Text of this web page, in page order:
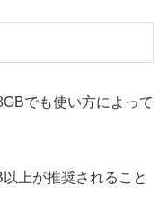
でも使い方によって
上が推奨されること